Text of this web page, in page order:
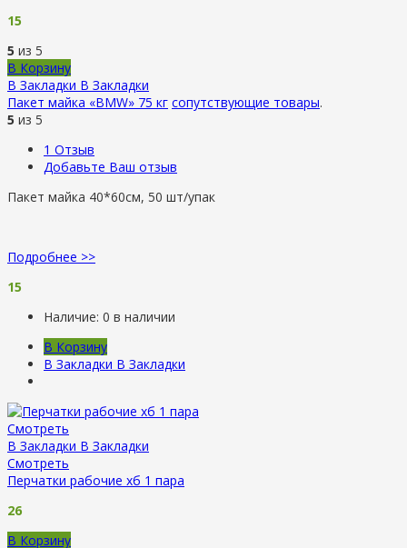
15
5 из 5
В Корзину
В Закладки В Закладки
Пакет майка «BMW» 75 кг сопутствующие товары.
5 из 5
1 Отзыв
Добавьте Ваш отзыв
Пакет майка 40*60см, 50 шт/упак
Подробнее >>
15
Наличие: 0 в наличии
В Корзину
В Закладки В Закладки
Смотреть
В Закладки В Закладки
Смотреть
Перчатки рабочие хб 1 пара
26
В Корзину